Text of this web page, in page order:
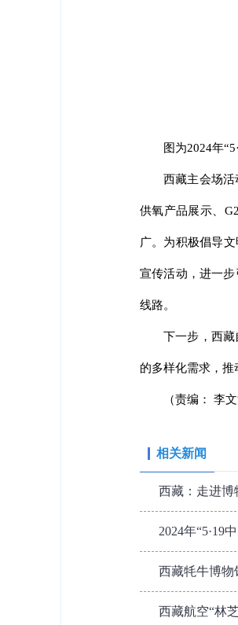
图为2024年
西藏主会场
供氧产品展示、
广。为积极倡导
宣传活动，进一
线路。
下一步，西
的多样化需求，
（责编： 李文
相关新闻
西藏：走进博
2024年“5·19
西藏牦牛博物
西藏航空“林